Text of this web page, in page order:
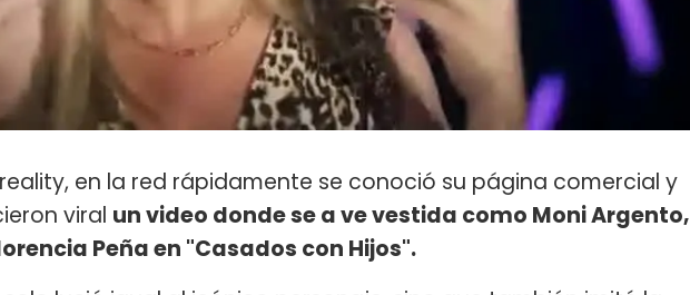
en la red rápidamente se conoció su página comercial y
viral un video donde se a ve vestida como Moni Argento,
Peña en "Casados con Hijos".